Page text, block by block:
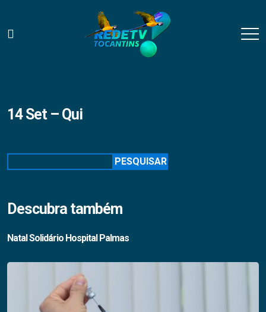
14 Set – Qui
PESQUISAR
Descubra também
Natal Solidário Hospital Palmas